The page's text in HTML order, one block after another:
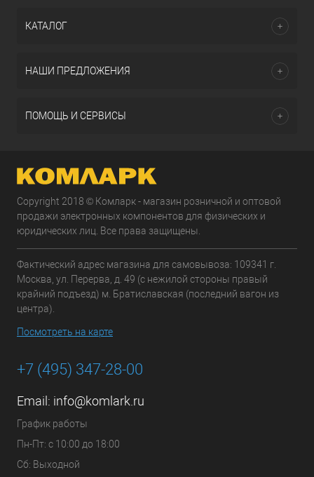
КАТАЛОГ
НАШИ ПРЕДЛОЖЕНИЯ
ПОМОЩЬ И СЕРВИСЫ
Copyright 2018 © Комларк - магазин розничной и оптовой
продажи электронных компонентов для физических и
юридических лиц. Все права защищены.
Фактический адрес магазина для самовывоза: 109341 г.
Москва, ул. Перерва, д. 49 (с нежилой стороны правый
крайний подъезд) м. Братиславская (последний вагон из
центра).
Посмотреть на карте
+7 (495) 347-28-00
Email: info@komlark.ru
График работы
Пн-Пт: с 10:00 до 18:00
Сб: Выходной